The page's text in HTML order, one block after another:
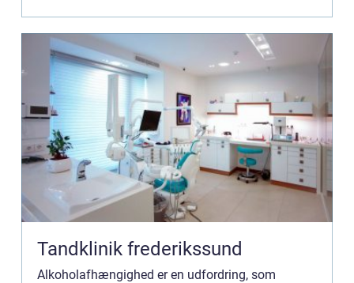
Tandklinik frederikssund
Alkoholafhængighed er en udfordring, som